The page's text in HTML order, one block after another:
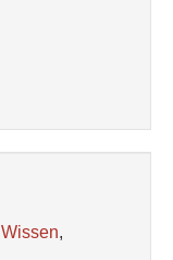
Wissen,